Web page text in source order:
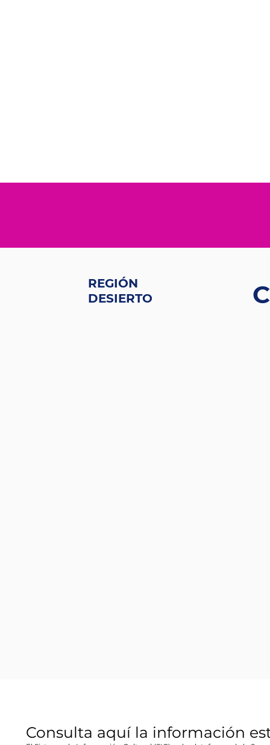
REGIÓN
DESIERTO
Consulta aquí la información